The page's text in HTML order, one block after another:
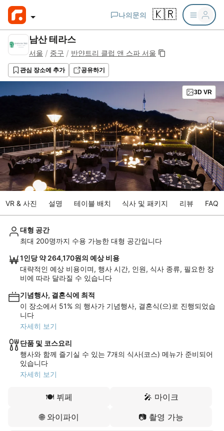
나의문의 🇰🇷
남산 테라스
서울 / 중구 / 반얀트리 클럽 앤 스파 서울
관심 장소에 추가 공유하기
3D VR
VR & 사진 설명 테이블 배치 식사 및 패키지 리뷰 FAQ
대형 공간
최대 200명까지 수용 가능한 대형 공간입니다
1인당 약 264,170원의 예상 비용
대략적인 예상 비용이며, 행사 시간, 인원, 식사 종류, 필요한 장
비에 따라 달라질 수 있습니다
기념행사, 결혼식에 최적
이 장소에서 51% 의 행사가 기념행사, 결혼식(으)로 진행되었습
니다
자세히 보기
단품 및 코스요리
행사와 함께 즐기실 수 있는 7개의 식사(코스) 메뉴가 준비되어
있습니다
자세히 보기
🍽️ 뷔페 🎤 마이크
🌐 와이파이 📷 촬영 가능